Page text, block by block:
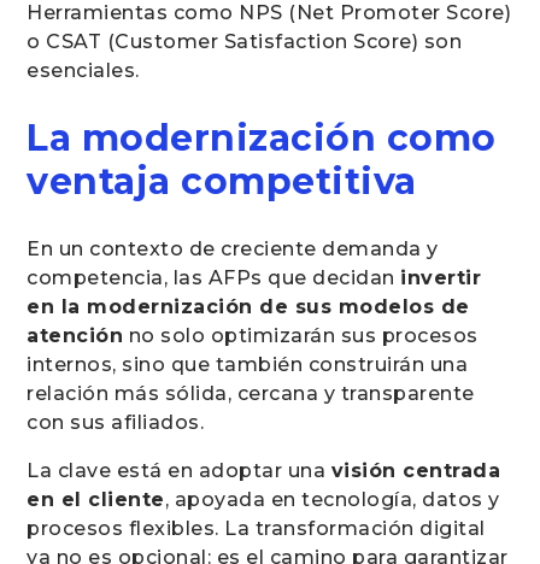
Herramientas como NPS (Net Promoter Score)
o CSAT (Customer Satisfaction Score) son
esenciales.
La modernización como
ventaja competitiva
En un contexto de creciente demanda y
competencia, las AFPs que decidan invertir
en la modernización de sus modelos de
atención no solo optimizarán sus procesos
internos, sino que también construirán una
relación más sólida, cercana y transparente
con sus afiliados.
La clave está en adoptar una visión centrada
en el cliente, apoyada en tecnología, datos y
procesos flexibles. La transformación digital
ya no es opcional: es el camino para garantizar